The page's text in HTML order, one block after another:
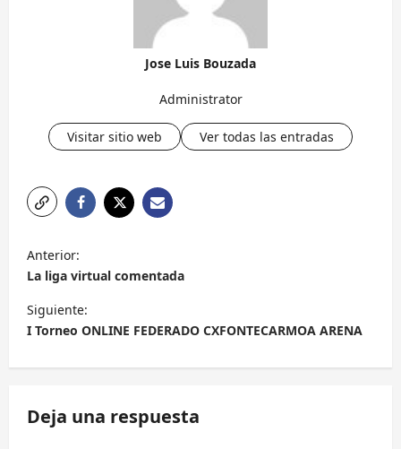
Jose Luis Bouzada
Administrator
Visitar sitio web Ver todas las entradas
a
v
e
c
Anterior:
La liga virtual comentada
Siguiente:
I Torneo ONLINE FEDERADO CXFONTECARMOA ARENA
Deja una respuesta